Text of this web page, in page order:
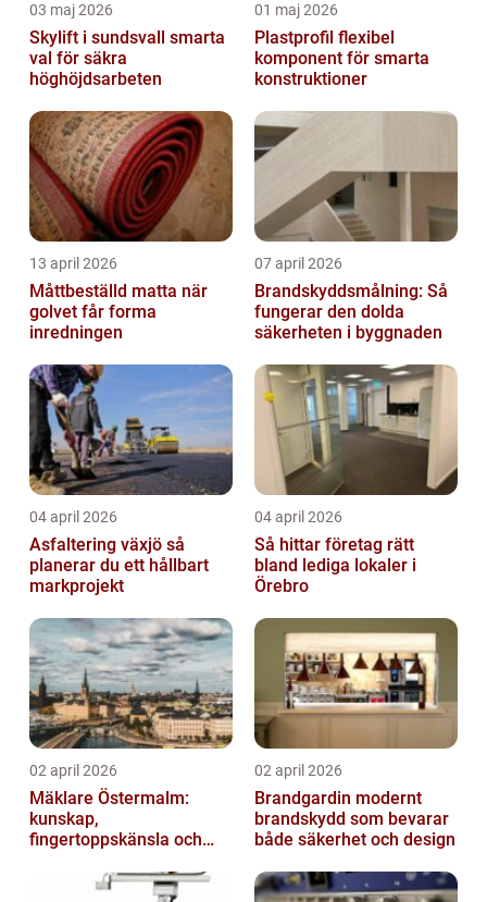
03 maj 2026
Skylift i sundsvall smarta
val för säkra
höghöjdsarbeten
01 maj 2026
Plastprofil flexibel
komponent för smarta
konstruktioner
13 april 2026
Måttbeställd matta när
golvet får forma
inredningen
07 april 2026
Brandskyddsmålning: Så
fungerar den dolda
säkerheten i byggnaden
04 april 2026
Asfaltering växjö så
planerar du ett hållbart
markprojekt
04 april 2026
Så hittar företag rätt
bland lediga lokaler i
Örebro
02 april 2026
Mäklare Östermalm:
kunskap,
fingertoppskänsla och
02 april 2026
Brandgardin modernt
brandskydd som bevarar
både säkerhet och design